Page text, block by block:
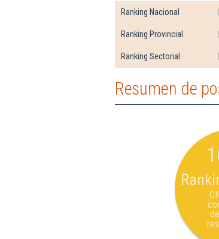
Ranking Nacional
Ranking Provincial
Ranking Sectorial
Resumen de